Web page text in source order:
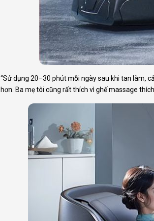
“Sử dụng 20–30 phút mỗi ngày sau khi tan làm,
hơn. Ba mẹ tôi cũng rất thích vì ghế massage